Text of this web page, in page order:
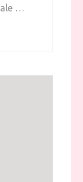
ale …